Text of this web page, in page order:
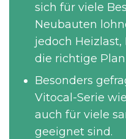
sich für viele
Neubauten
jedoch
die richtige
Besonders
Vitocal-Serie
auch für viele
geeignet sind.